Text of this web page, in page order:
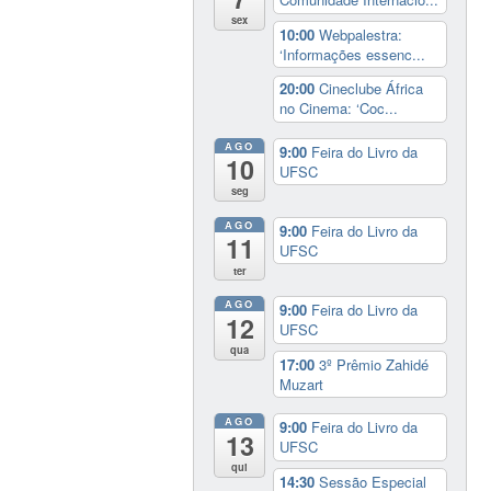
sex
10:00Webpalestra:
‘Informações essenc...
20:00Cineclube África
no Cinema: ‘Coc...
AGO
10
seg
9:00 Feira do Livro da
UFSC
AGO
11
ter
9:00 Feira do Livro da
UFSC
AGO
12
qua
9:00 Feira do Livro da
UFSC
17:003º Prêmio Zahidé
Muzart
AGO
13
qui
9:00 Feira do Livro da
UFSC
14:30Sessão Especial